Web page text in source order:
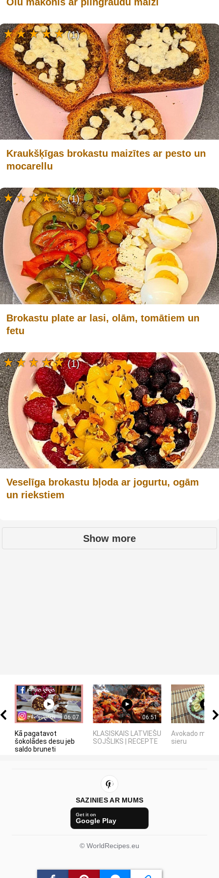
Kraukšķīgas brokastu maizītes ar pesto un
mocarellu
(1)
Brokastu plate ar lasi, olām, tomātiem un
fetu
(1)
Veselīga brokastu bļoda ar jogurtu, ogām
un riekstiem
(1)
Show more
06:07
Kā pagatavot
šokolādes desu jeb
saldo bruneti
06:51
KLASISKAIS LATVIEŠU
SOJŠLIKS | RECEPTE
Avokado
sieru
SAZINIES AR MUMS
Get it on
Google Play
© WorldRecipes.eu